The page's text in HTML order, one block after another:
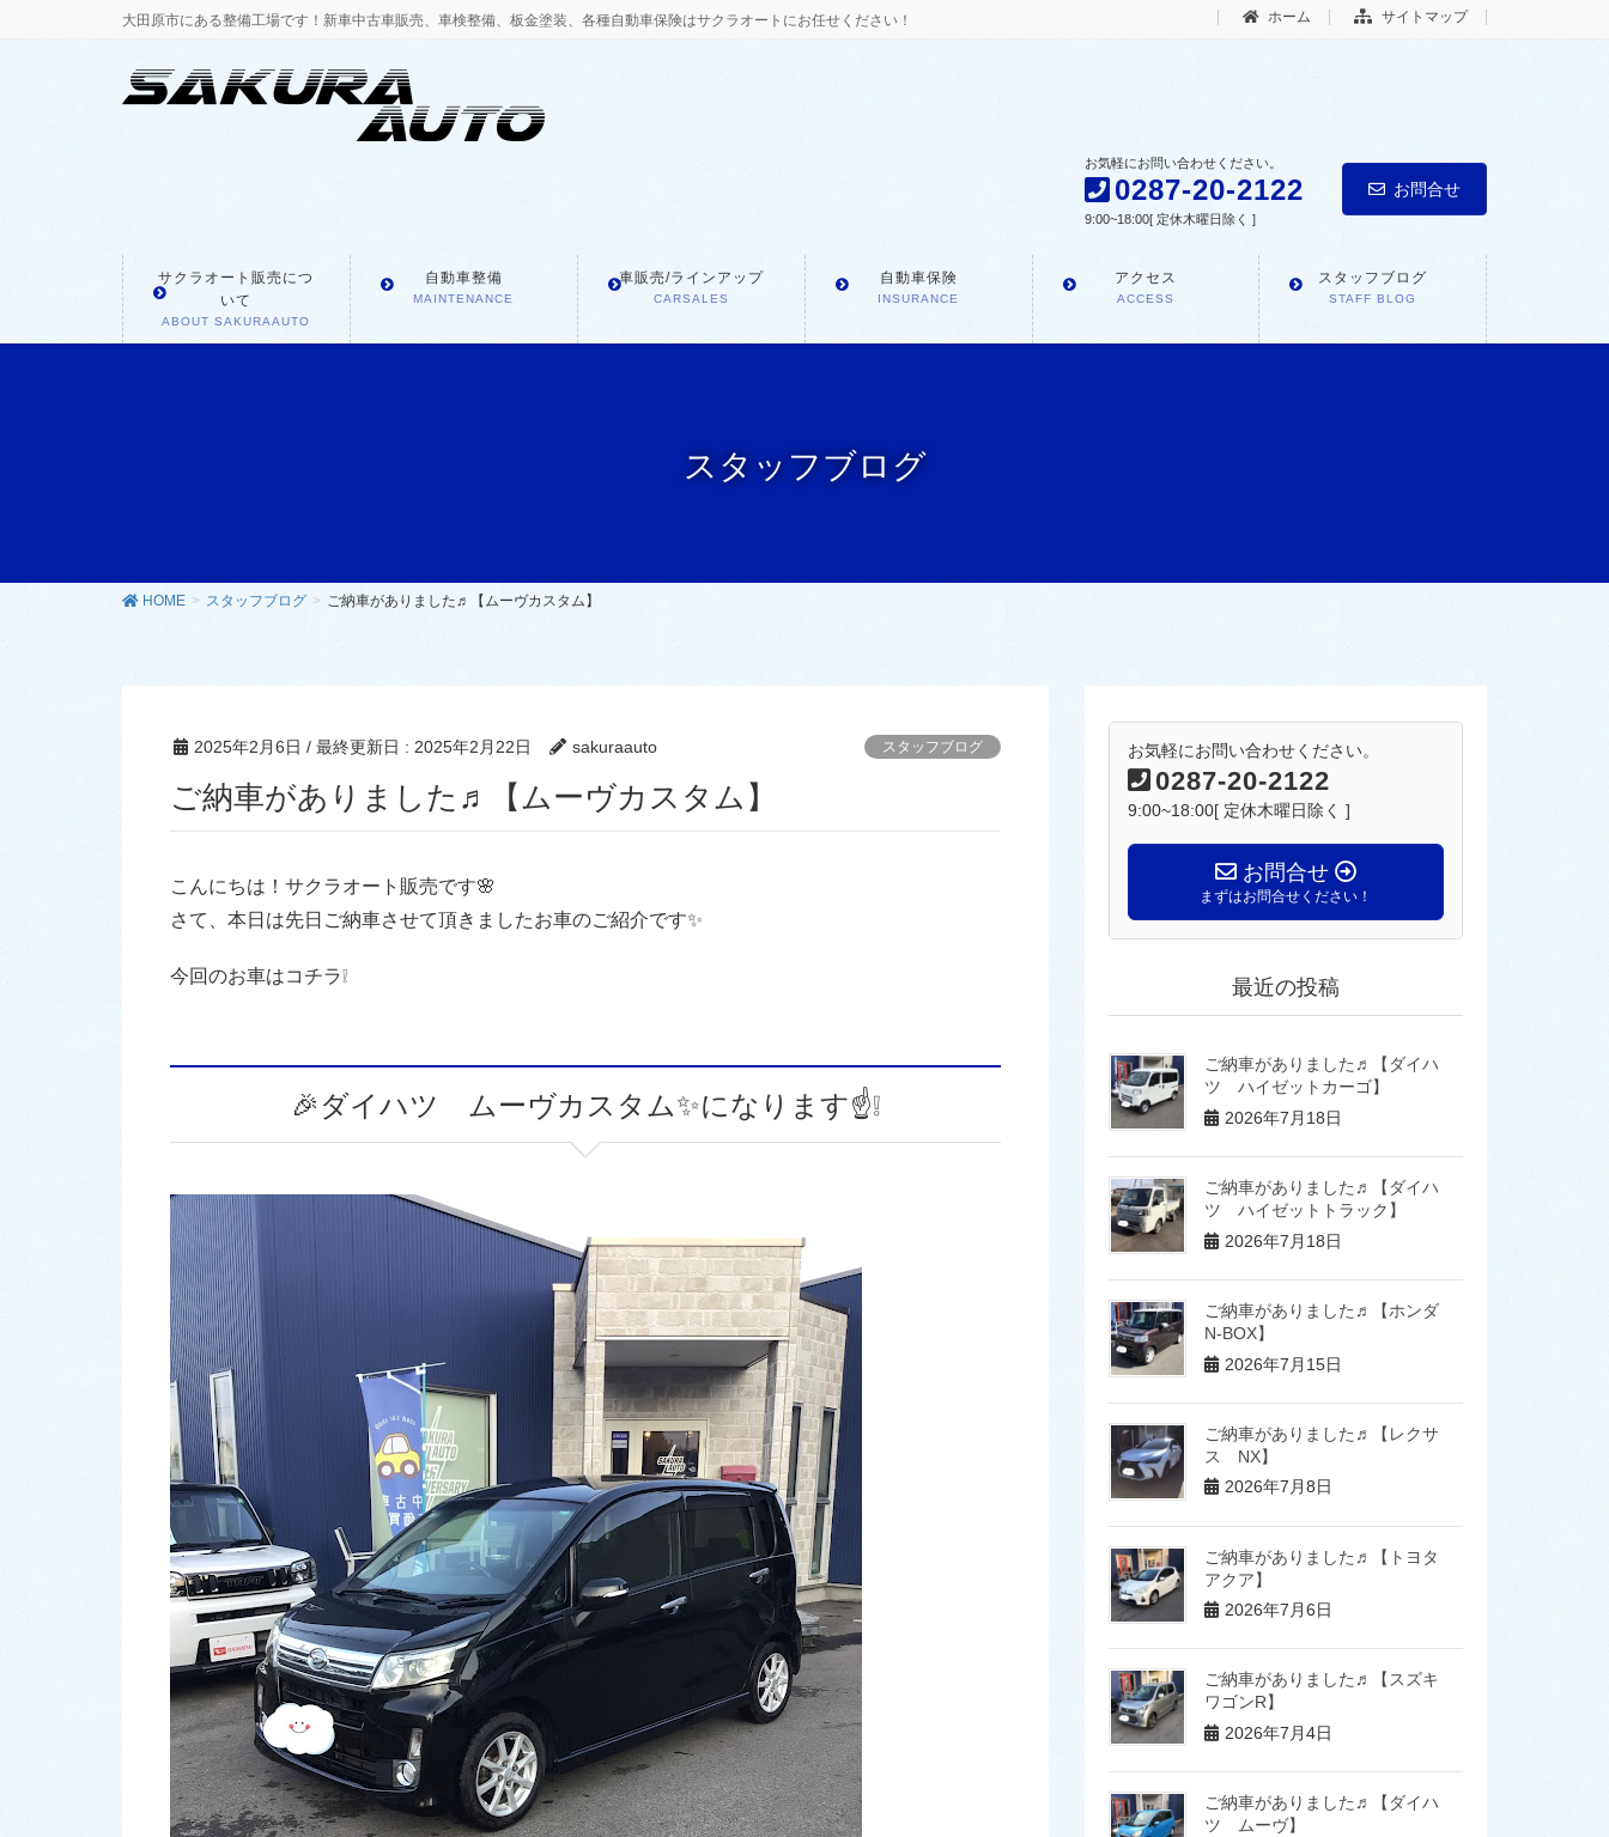
大田原市にある整備工場です！新車中古車販売、車検整備、板金塗装、各種自動車保険はサクラオートにお任せください！ ホーム サイトマップ
お気軽にお問い合わせください。
0287-20-2122
9:00~18:00[ 定休木曜日除く ]
お問合せ
サクラオート販売につ
いて
ABOUT SAKURAAUTO
自動車整備
MAINTENANCE
車販売/ラインアップ
CARSALES
自動車保険
INSURANCE
アクセス
ACCESS
スタッフブログ
STAFF BLOG
スタッフブログ
HOME スタッフブログ ご納車がありました♬【ムーヴカスタム】
2025年2月6日 / 最終更新日 : 2025年2月22日 sakuraauto スタッフブログ
ご納車がありました♬【ムーヴカスタム】
こんにちは！サクラオート販売です🌸
さて、本日は先日ご納車させて頂きましたお車のご紹介です✨
今回のお車はコチラ❕
🎉ダイハツ ムーヴカスタム✨になります☝️❕
お気軽にお問い合わせください。
0287-20-2122
9:00~18:00[ 定休木曜日除く ]
お問合せ
まずはお問合せください！
最近の投稿
ご納車がありました♬【ダイハ
ツ ハイゼットカーゴ】
2026年7月18日
ご納車がありました♬【ダイハ
ツ ハイゼットトラック】
2026年7月18日
ご納車がありました♬【ホンダ
N-BOX】
2026年7月15日
ご納車がありました♬【レクサ
ス NX】
2026年7月8日
ご納車がありました♬【トヨタ
アクア】
2026年7月6日
ご納車がありました♬【スズキ
ワゴンR】
2026年7月4日
ご納車がありました♬【ダイハ
ツ ムーヴ】